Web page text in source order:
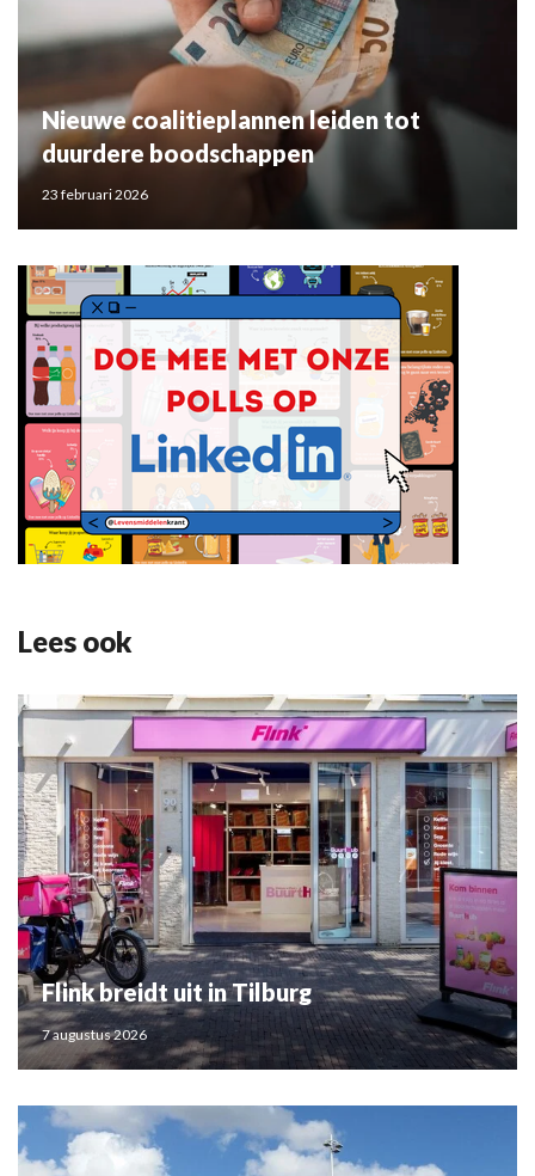
Nieuwe coalitieplannen leiden tot
duurdere boodschappen
23 februari 2026
Lees ook
Flink breidt uit in Tilburg
7 augustus 2026